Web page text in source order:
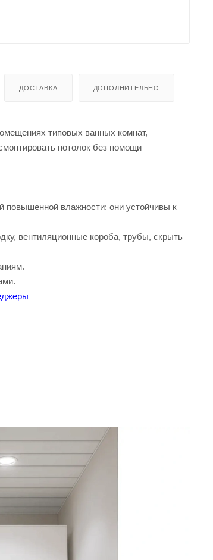
ДОСТАВКА ДОПОЛНИТЕЛЬНО
типовых ванных комнат,
потолок без помощи
повышенной влажности: они устойчивы к
вентиляционные короба, трубы, скрыть